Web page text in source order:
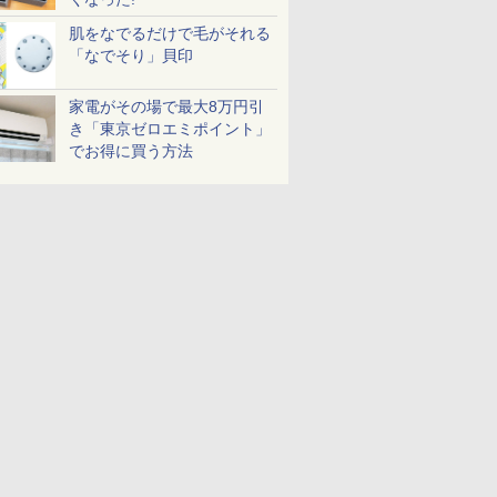
肌をなでるだけで毛がそれる
「なでそり」貝印
家電がその場で最大8万円引
き「東京ゼロエミポイント」
でお得に買う方法